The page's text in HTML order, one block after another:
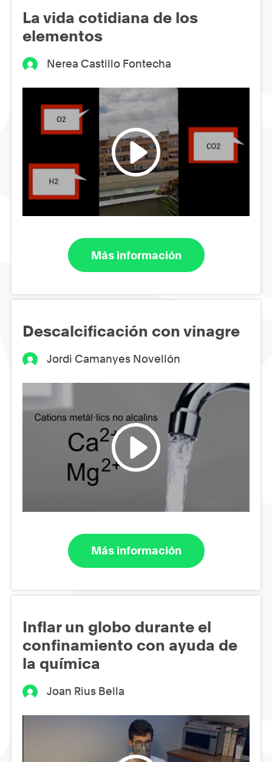
La vida cotidiana de los
elementos
Nerea Castillo Fontecha
Más información
Descalcificación con vinagre
Jordi Camanyes Novellón
Más información
Inflar un globo durante el
confinamiento con ayuda de
la química
Joan Rius Bella